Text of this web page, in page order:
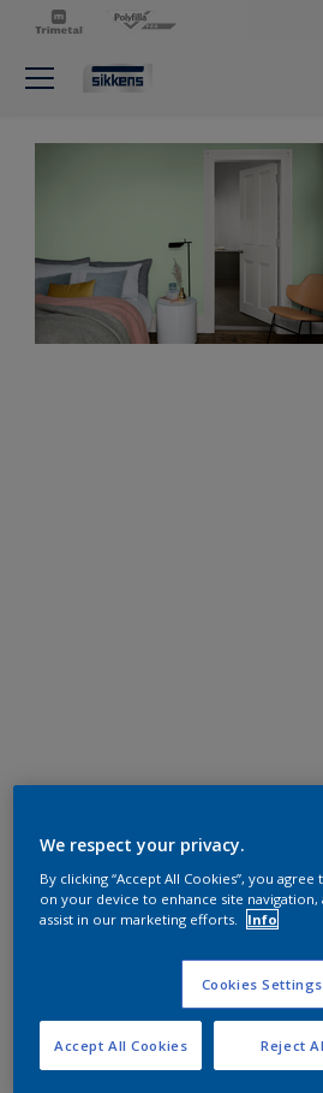
We respect your privacy.
By clicking “Accept All Cookies”, you
on your device to enhance site navigation,
assist in our marketing efforts.
Info
Cookies Settings
Reject
Accept All Cookies